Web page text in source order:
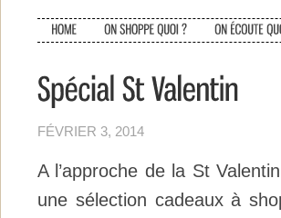
FÉVRIER 3, 2014
A l’approche de la St
une sélection cadeaux à